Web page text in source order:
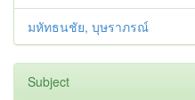
มหัทธนชัย, บุษราภรณ์
Subject